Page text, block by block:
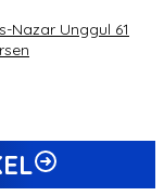
Nazar Unggul 61